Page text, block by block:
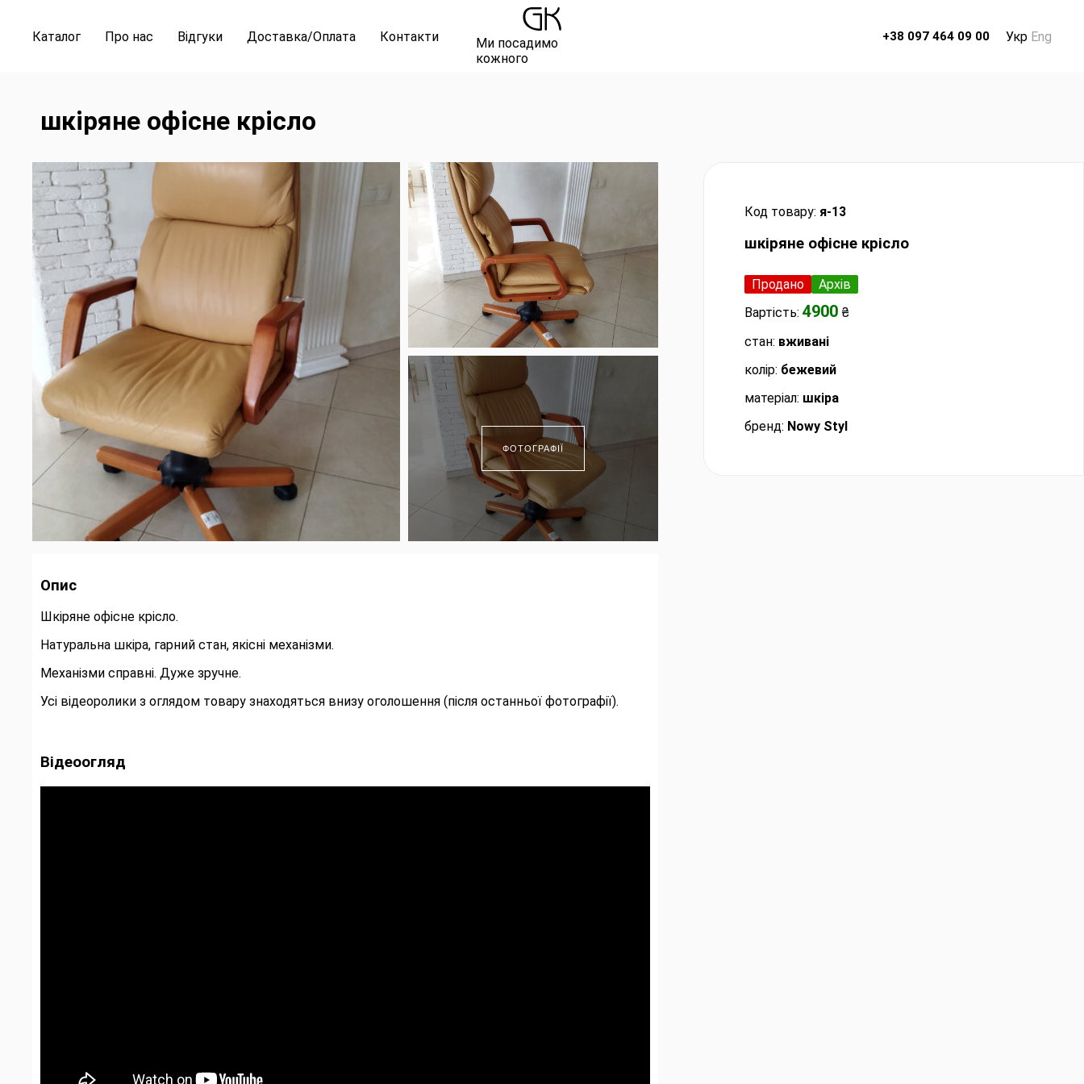
Каталог Про нас Відгуки Доставка/Оплата Контакти
Ми посадимо
кожного
+38 097 464 09 00 Укр Eng
шкіряне офісне крісло
ФОТОГРАФІЇ
Опис
Шкіряне офісне крісло.
Натуральна шкіра, гарний стан, якісні механізми.
Механізми справні. Дуже зручне.
Усі відеоролики з оглядом товару знаходяться внизу оголошення (після останньої фотографії).
Відеоогляд
Код товару: я-13
шкіряне офісне крісло
Продано
Архів
Вартість: 4900 ₴
стан: вживані
колір: бежевий
матеріал: шкіра
бренд: Nowy Styl